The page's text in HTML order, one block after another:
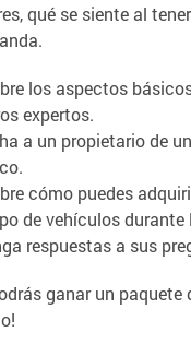
qué se siente al
los aspectos
expertos.
a un propietario de
cómo puedes
de vehículos
respuestas a sus
ganar un